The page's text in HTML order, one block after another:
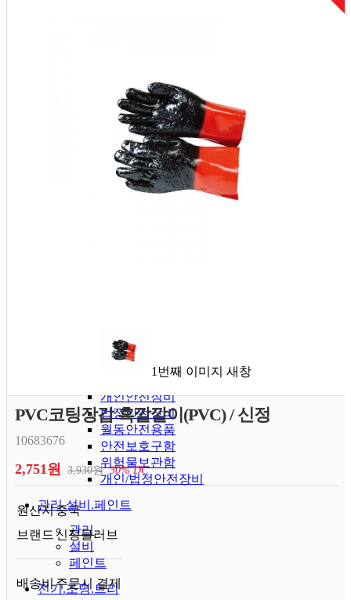
차량진입판. 경사로
보호대. 칼라콘. 드럼
장애인편의시설
안전표지판. 놀이터. 금
전면주차. 잔디보호
기타소방자재
방송관련용품. 자재
개인안전장비
법정안전장비
월동안전용품
안전보호구함
위험물보관함
개인/법정안전장비
관리.설비.페인트
관리
설비
페인트
전기.조명.트리
1번째 이미지 새창
PVC코팅장갑 흑깔깔이(PVC) / 신정
10683676
2,751원 3,930원 30% DC
원산지중국
브랜드 신정글러브
배송비주문시 결제